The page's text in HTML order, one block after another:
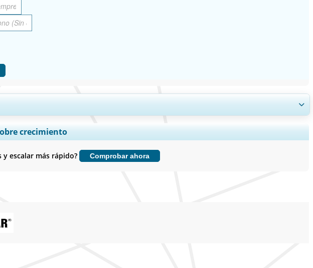
Benchmarking competitivo, e información sobre el usuario final.
crecimiento
escalar más rápido? Comprobar ahora